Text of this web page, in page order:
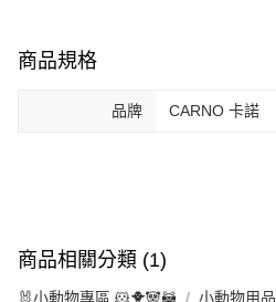
商品規格
品牌 CARNO 卡諾
商品相關分類 (1)
🐰小動物專區 🐹🐥🐼🦝 小動物用品